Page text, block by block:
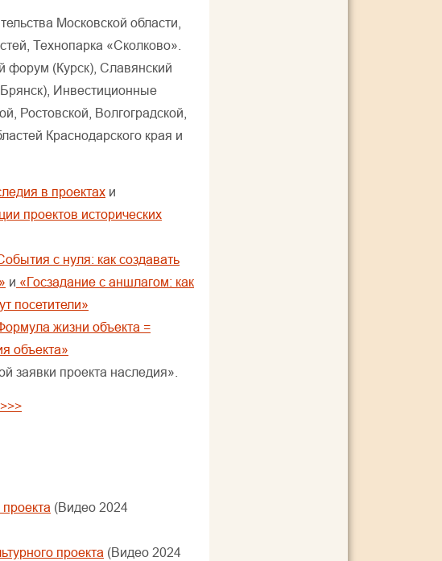
Московской области,
Технопарка «Сколково».
форум (Курск), Славянский
Инвестиционные
Ростовской, Волгоградской,
Краснодарского края и
в проектах и
проектов исторических
с нуля: как создавать
и «Госзадание с аншлагом: как
посетители»
жизни объекта =
объекта»
заявки проекта наследия».
(Видео 2024
проекта (Видео 2024